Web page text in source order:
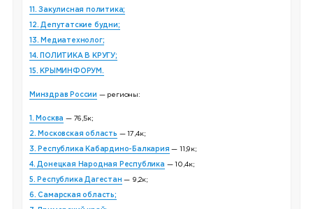
11. Закулисная политика;
12. Депутатские будни;
13. Медиатехнолог;
14. ПОЛИТИКА В КРУГУ;
15. КРЫМИНФОРУМ.
Минздрав России — регионы:
1. Москва — 76,5к;
2. Московская область — 17,4к;
3. Республика Кабардино-Балкария — 11,9к;
4. Донецкая Народная Республика — 10,4к;
5. Республика Дагестан — 9,2к;
6. Самарская область;